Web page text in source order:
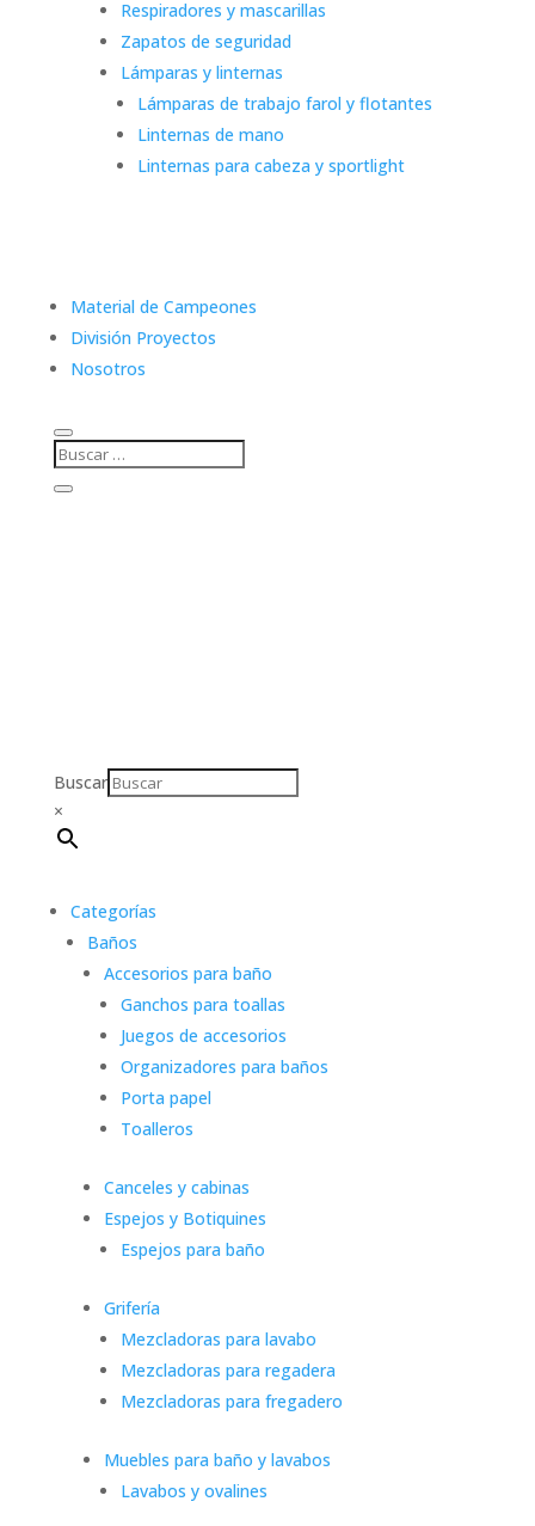
Respiradores y mascarillas
Zapatos de seguridad
Lámparas y linternas
Lámparas de trabajo farol y flotantes
Linternas de mano
Linternas para cabeza y sportlight
Material de Campeones
División Proyectos
Nosotros
Buscar
×
Categorías
Baños
Accesorios para baño
Ganchos para toallas
Juegos de accesorios
Organizadores para baños
Porta papel
Toalleros
Canceles y cabinas
Espejos y Botiquines
Espejos para baño
Grifería
Mezcladoras para lavabo
Mezcladoras para regadera
Mezcladoras para fregadero
Muebles para baño y lavabos
Lavabos y ovalines